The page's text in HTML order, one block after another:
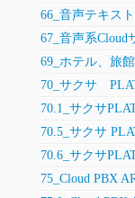
66_音声テキス
67_音声系
69_ホテル、旅
70_サクサ
70.1_サクサ
70.5_サクサ
70.6_サクサ
75_Cloud PBX